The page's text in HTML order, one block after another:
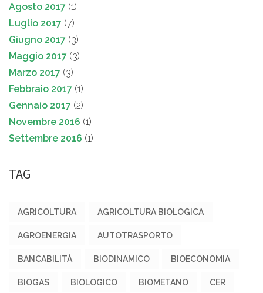
Agosto 2017 (1)
Luglio 2017 (7)
Giugno 2017 (3)
Maggio 2017 (3)
Marzo 2017 (3)
Febbraio 2017 (1)
Gennaio 2017 (2)
Novembre 2016 (1)
Settembre 2016 (1)
TAG
AGRICOLTURA AGRICOLTURA BIOLOGICA
AGROENERGIA AUTOTRASPORTO
BANCABILITÀ BIODINAMICO BIOECONOMIA
BIOGAS BIOLOGICO BIOMETANO CER